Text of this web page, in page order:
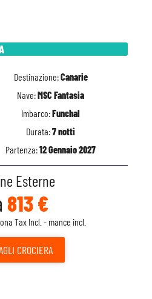
Destinazione:Canarie
Nave:MSC Fantasia
Imbarco:Funchal
Durata:7 notti
Partenza:12 Gennaio 2027
Esterne
813 €
Tax Incl. - mance incl.
CROCIERA